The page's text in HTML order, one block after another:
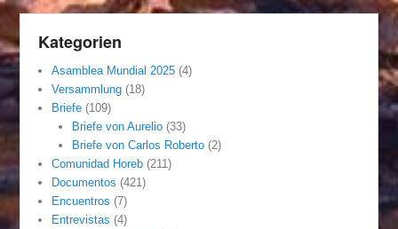
Kategorien
Asamblea Mundial 2025 (4)
Versammlung (18)
Briefe (109)
Briefe von Aurelio(33)
Briefe von Carlos Roberto(2)
Comunidad Horeb (211)
Documentos (421)
Encuentros (7)
Entrevistas (4)